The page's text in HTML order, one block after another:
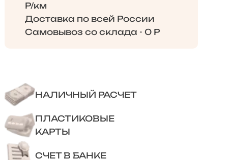
Р/км
Доставка по всей России
Самовывоз со склада - 0 Р
НАЛИЧНЫЙ РАСЧЕТ
ПЛАСТИКОВЫЕ
КАРТЫ
СЧЕТ В БАНКЕ